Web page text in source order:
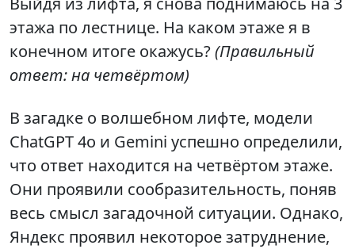
этажа по лестнице. На каком этаже я в
конечном итоге окажусь?(Правильный
ответ: на четвёртом)
В загадке о волшебном лифте, модели
ChatGPT 4o и Gemini успешно определили,
что ответ находится на четвёртом этаже.
Они проявили сообразительность, поняв
весь смысл загадочной ситуации. Однако,
Яндекс проявил некоторое затруднение,